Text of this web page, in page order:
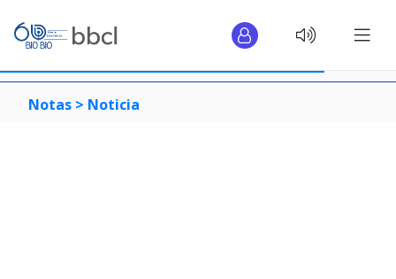
Notas > Noticia